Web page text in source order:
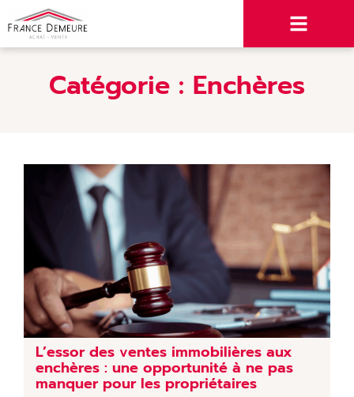
Catégorie : Enchères
L’essor des ventes immobilières aux
enchères : une opportunité à ne pas
manquer pour les propriétaires